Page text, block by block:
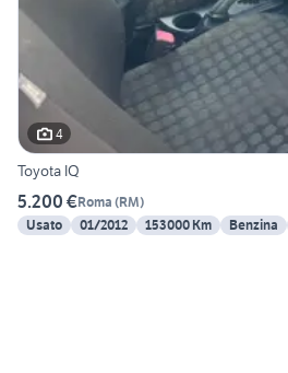
4
Toyota IQ
5.200 €Roma (RM)
Usato
01/2012 153000 Km Benzina